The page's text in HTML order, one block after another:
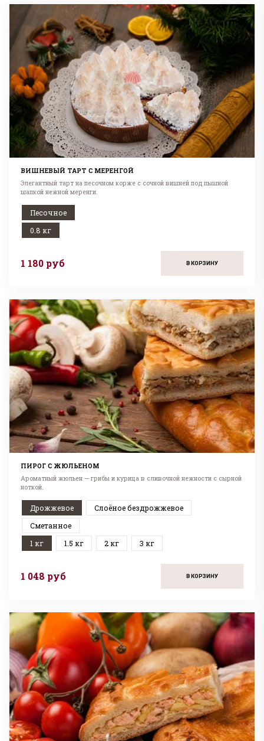
ВИШНЕВЫЙ ТАРТ С МЕРЕНГОЙ
Элегантный тарт на песочном корже с сочной вишней под пышной
шапкой нежной меренги.
Песочное
0.8 кг
1 180 руб В КОРЗИНУ
ПИРОГ С ЖЮЛЬЕНОМ
Ароматный жюльен — грибы и курица в сливочной нежности с сырной
ноткой.
Дрожжевое
Слоёное бездрожжевое
Сметанное
1 кг
1.5 кг 2 кг 3 кг
1 048 руб В КОРЗИНУ